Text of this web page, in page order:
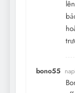
bono55